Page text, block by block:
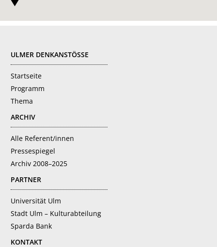
ULMER DENKANSTÖSSE
Startseite
Programm
Thema
ARCHIV
Alle Referent/innen
Pressespiegel
Archiv 2008–2025
PARTNER
Universität Ulm
Stadt Ulm – Kulturabteilung
Sparda Bank
KONTAKT